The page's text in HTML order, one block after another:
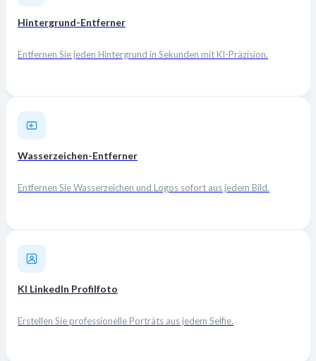
Hintergrund-Entferner
Entfernen Sie jeden Hintergrund in Sekunden mit KI-Präzision.
Wasserzeichen-Entferner
Entfernen Sie Wasserzeichen und Logos sofort aus jedem Bild.
KI LinkedIn Profilfoto
Erstellen Sie professionelle Porträts aus jedem Selfie.